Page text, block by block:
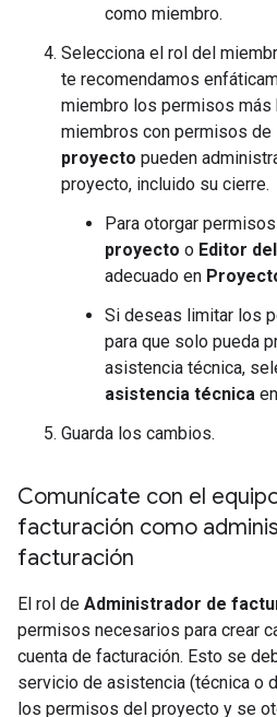
como miembro.
Selecciona el rol del
te recomendamos
miembro los permisos más
miembros con permisos de
proyecto pueden
proyecto, incluido su cierre.
Para otorgar
proyecto o Editor
adecuado en
Si deseas limitar los
para que solo pueda
asistencia técnica,
asistencia técnica en
Guarda los cambios.
Comunícate con el
facturación como
facturación
El rol de Administrador de
permisos necesarios para crear
cuenta de facturación. Esto se
servicio de asistencia (técnica o
los permisos del proyecto y se